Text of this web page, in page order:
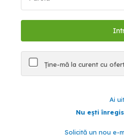
Ține-mă la curent cu
Ai
Nu ești
Solicită un nou e-